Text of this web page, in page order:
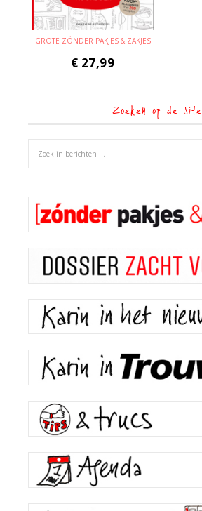
GROTE ZÓNDER PAKJES & ZAKJES
€ 27,99
Zoeken op de site